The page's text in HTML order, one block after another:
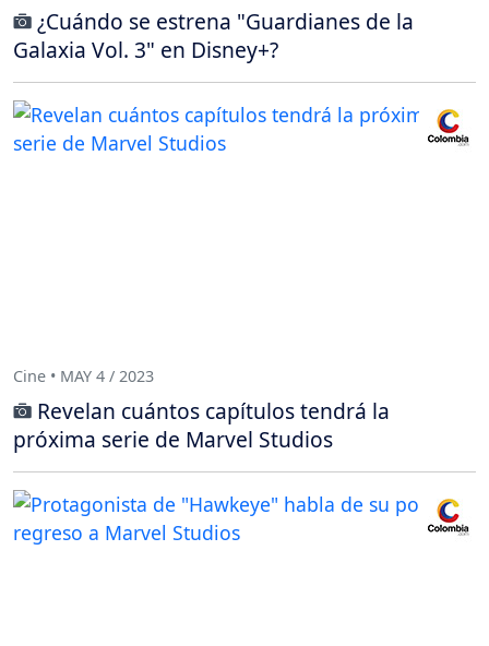
¿Cuándo se estrena "Guardianes de la
Galaxia Vol. 3" en Disney+?
Cine • MAY 4 / 2023
Revelan cuántos capítulos tendrá la
próxima serie de Marvel Studios